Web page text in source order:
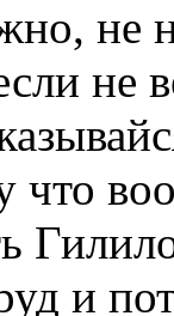
не
не
что
и